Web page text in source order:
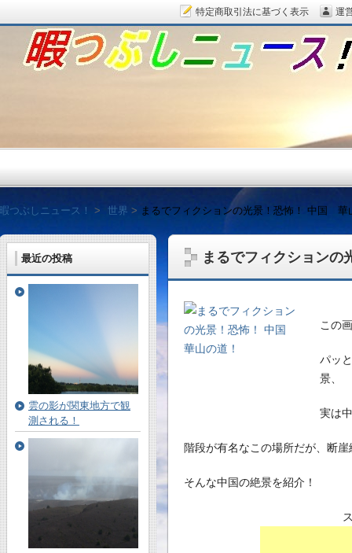
まるでフィクション
この
パッ
景、
実は
階段が有名なこの場所だが、断
そんな中国の絶景を紹介！
最近の投稿
雲の影が関東地方で観
測される！
暇つぶしニュース！ 世界 まるでフィクションの光景！恐怖！ 中国 華
暇つぶしニュース！
毎日面白い話題をピッ
特定商取引法に基づく表示 運